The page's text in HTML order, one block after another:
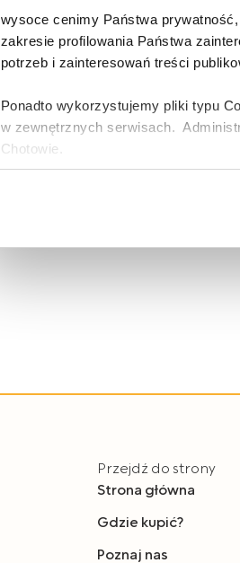
wysoce cenimy Państwa
zakresie profilowania Państwa
potrzeb i zainteresowań treści
Ponadto wykorzystujemy pliki typu
w zewnętrznych serwisach.
Chotowie.
urządzeniach informacji oraz
Jeżeli wyrażają Państwo zgodę na
„Wyrażam zgodę”. Jeżeli nie
plików typu Cookies, prosimy o
Przejdź do strony
Strona główna
Gdzie kupić?
Poznaj nas